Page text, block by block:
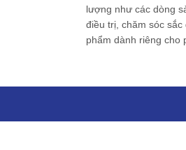
lượng như các dòng
điều trị, chăm sóc sắc
phẩm dành riêng cho